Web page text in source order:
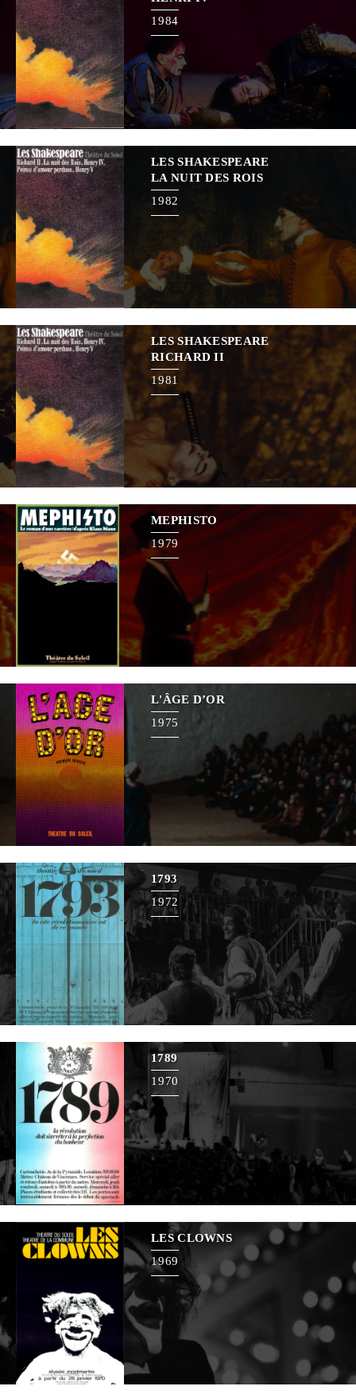
1984
LES SHAKESPEARE
LA NUIT DES ROIS
1982
LES SHAKESPEARE
RICHARD II
1981
MEPHISTO
1979
L'ÂGE D’OR
1975
1793
1972
1789
1970
LES CLOWNS
1969